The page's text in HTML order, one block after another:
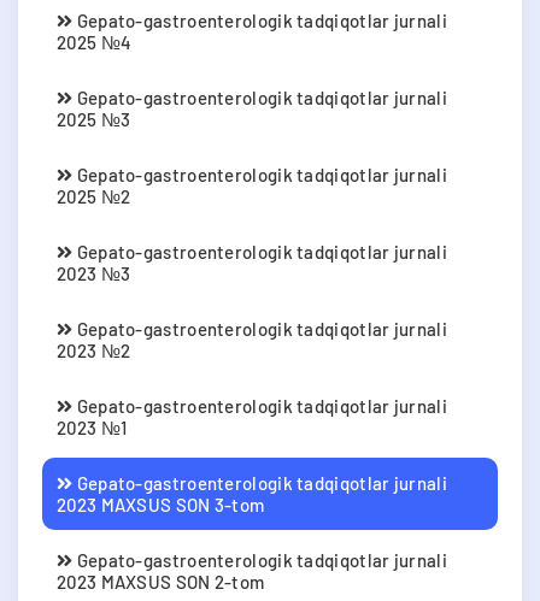
Gepato-gastroenterologik tadqiqotlar jurnali
2025 №4
Gepato-gastroenterologik tadqiqotlar jurnali
2025 №3
Gepato-gastroenterologik tadqiqotlar jurnali
2025 №2
Gepato-gastroenterologik tadqiqotlar jurnali
2023 №3
Gepato-gastroenterologik tadqiqotlar jurnali
2023 №2
Gepato-gastroenterologik tadqiqotlar jurnali
2023 №1
Gepato-gastroenterologik tadqiqotlar jurnali
2023 MAXSUS SON 3-tom
Gepato-gastroenterologik tadqiqotlar jurnali
2023 MAXSUS SON 2-tom